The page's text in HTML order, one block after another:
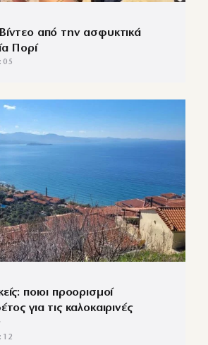
από την ασφυκτικά
Πορί
ποιοι προορισμοί
για τις καλοκαιρινές